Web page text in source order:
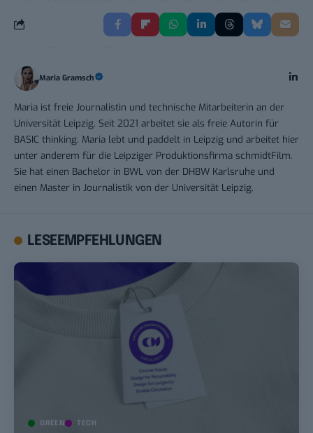
Maria Gramsch
Maria ist freie Journalistin und technische Mitarbeiterin an der
Universität Leipzig. Seit 2021 arbeitet sie als freie Autorin für
BASIC thinking. Maria lebt und paddelt in Leipzig und arbeitet hier
unter anderem für die Leipziger Produktionsfirma schmidtFilm.
Sie hat einen Bachelor in BWL von der DHBW Karlsruhe und
einen Master in Journalistik von der Universität Leipzig.
LESEEMPFEHLUNGEN
GREEN TECH